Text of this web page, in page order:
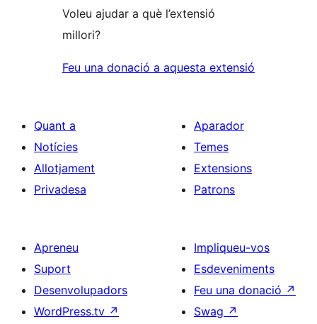
Voleu ajudar a què l’extensió
millori?
Feu una donació a aquesta extensió
Quant a
Notícies
Allotjament
Privadesa
Aparador
Temes
Extensions
Patrons
Apreneu
Suport
Desenvolupadors
WordPress.tv ↗
Impliqueu-vos
Esdeveniments
Feu una donació ↗
Swag ↗